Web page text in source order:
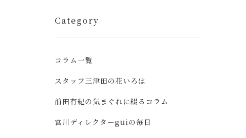
Category
コラム一覧
スタッフ三津田の花いろは
前田有紀の気まぐれに綴るコラム
宮川ディレクターguiの毎日